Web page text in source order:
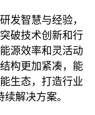
发智慧与经验，
破技术创新和行
源效率和灵活动
构更加紧凑，能
生态，打造行业
解决方案。